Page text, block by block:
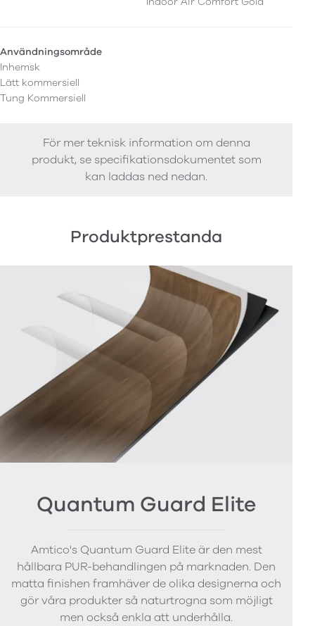
Användningsområde
Inhemsk
Lätt kommersiell
Tung Kommersiell
För mer teknisk information om denna
produkt, se specifikationsdokumentet som
kan laddas ned nedan.
Produktprestanda
Quantum Guard Elite
Amtico's Quantum Guard Elite är den mest
hållbara PUR-behandlingen på marknaden. Den
matta finishen framhäver de olika designerna och
gör våra produkter så naturtrogna som möjligt
men också enkla att underhålla.